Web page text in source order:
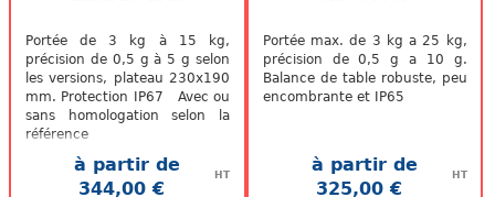
Portée de 3 kg à 15 kg,
précision de 0,5 g à 5 g selon
les versions, plateau 230x190
mm. Protection IP67 Avec ou
sans homologation selon la
référence
à partir de
344,00 €
HT
Portée max. de 3 kg a 25 kg,
précision de 0,5 g a 10 g.
Balance de table robuste, peu
encombrante et IP65
à partir de
325,00 €
HT